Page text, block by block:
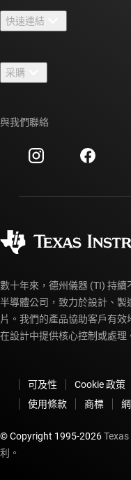
人才招募
新聞室
活動
投資人關系
快速連結
TI E2E™ 設計支援論壇
交互參考搜索
客戶支援中心
myTI 帳戶常見問題解答
采購
訂購 FAQ
與我們聯絡
數十年來，德州儀器 (TI) 持
半導體公司，致力於設計、
片。我們的產品協助客戶有
在設計中提供核心控制或處理
可及性 Cookie 政策
使用條款
商標
© Copyright 1995-2026
利。